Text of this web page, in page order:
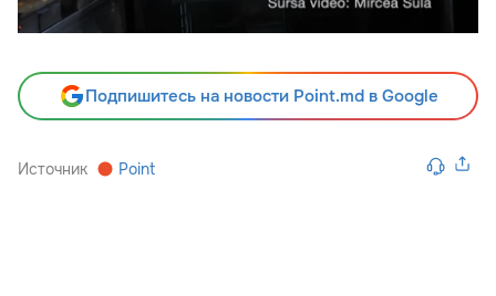
Подпишитесь на новости Point.md в Google
Источник Point